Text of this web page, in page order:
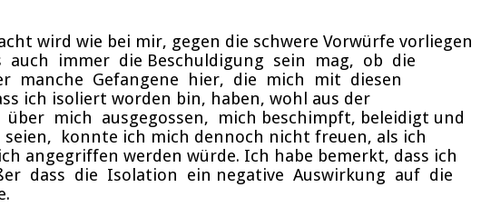
wird wie bei mir, gegen die schwere Vorwürfe vorliegen
immer die Beschuldigung sein mag, ob die
manche Gefangene hier, die mich mit diesen
ich isoliert worden bin, haben, wohl aus der
mich ausgegossen, mich beschimpft, beleidigt und
konnte ich mich dennoch nicht freuen, als ich
angegriffen werden würde. Ich habe bemerkt, dass ich
dass die Isolation ein negative Auswirkung auf die